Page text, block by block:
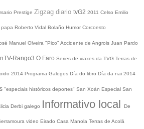
Prestige Zigzag diario tvG2 2011 Celso Emilio
Roberto Vidal Bolaño Humor Corcoesto
Manuel Olveira "Pico" Accidente de Angrois Juan Pardo
Rango3 O Faro Series de viaxes da TVG Terras de
2014 Programa Galegos Día do libro Día da nai 2014
"especiais históricos deportes" San Xoán Especial San
Derbi galego Informativo local De
video Eirado Casa Manola Terras de Acolá